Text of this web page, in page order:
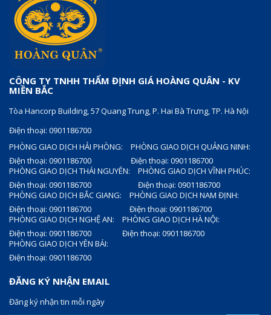
CÔNG TY TNHH THẨM ĐỊNH GIÁ HOÀNG QUÂN - KV
MIỀN BẮC
Tòa Hancorp Building, 57 Quang Trung, P. Hai Bà Trưng, TP. Hà Nội
Điện thoại: 0901186700
PHÒNG GIAO DỊCH HẢI PHÒNG:
Điện thoại: 0901186700
PHÒNG GIAO DỊCH QUẢNG NINH:
Điện thoại: 0901186700
PHÒNG GIAO DỊCH THÁI NGUYÊN:
Điện thoại: 0901186700
PHÒNG GIAO DỊCH VĨNH PHÚC:
Điện thoại: 0901186700
PHÒNG GIAO DỊCH BẮC GIANG:
Điện thoại: 0901186700
PHÒNG GIAO DỊCH NAM ĐỊNH:
Điện thoại: 0901186700
PHÒNG GIAO DỊCH NGHỆ AN:
Điện thoại: 0901186700
PHÒNG GIAO DỊCH HÀ NỘI:
Điện thoại: 0901186700
PHÒNG GIAO DỊCH YÊN BÁI:
Điện thoại: 0901186700
ĐĂNG KÝ NHẬN EMAIL
Đăng ký nhận tin mỗi ngày